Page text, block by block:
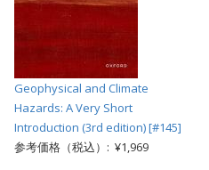
Geophysical and Climate
Hazards: A Very Short
Introduction (3rd edition) [#145]
参考価格（税込）: ¥1,969